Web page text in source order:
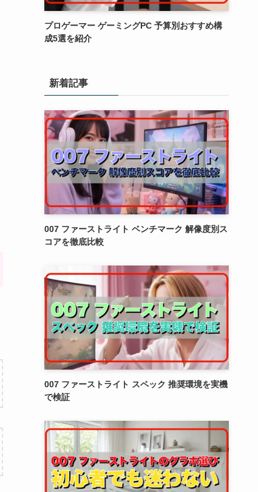
プロゲーマー ゲーミングPC 予算別おすすめ構
成5選を紹介
新着記事
007 ファーストライト ベンチマーク 解像度別ス
コアを徹底比較
007 ファーストライト スペック 推奨環境を実機
で検証